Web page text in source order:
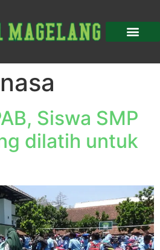
Siswa SMP
dilatih untuk